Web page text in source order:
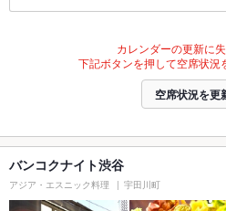
カレンダーの更新に失
下記ボタンを押して空席状況
空席状況を更
バンコクナイト渋谷
アジア・エスニック料理 宇田川町